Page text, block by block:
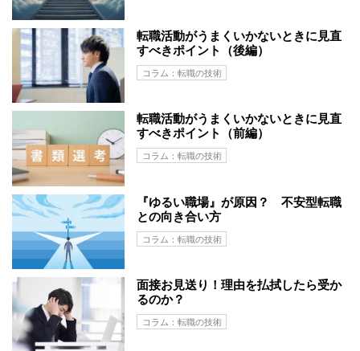
転職活動がうまくいかないときに見直
すべきポイント（後編）
コラム：転職の技術
転職活動がうまくいかないときに見直
すべきポイント（前編）
コラム：転職の技術
『ゆるい職場』が原因？ 不安型転職
との向き合い方
コラム：転職の技術
面接お見送り！理由を払拭したら受か
るのか？
コラム：転職の技術